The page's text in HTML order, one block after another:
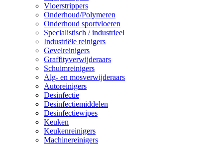
Vloerstrippers
Onderhoud/Polymeren
Onderhoud sportvloeren
Specialistisch / industrieel
Industriële reinigers
Gevelreinigers
Graffityverwijderaars
Schuimreinigers
Alg- en mosverwijderaars
Autoreinigers
Desinfectie
Desinfectiemiddelen
Desinfectiewipes
Keuken
Keukenreinigers
Machinereinigers